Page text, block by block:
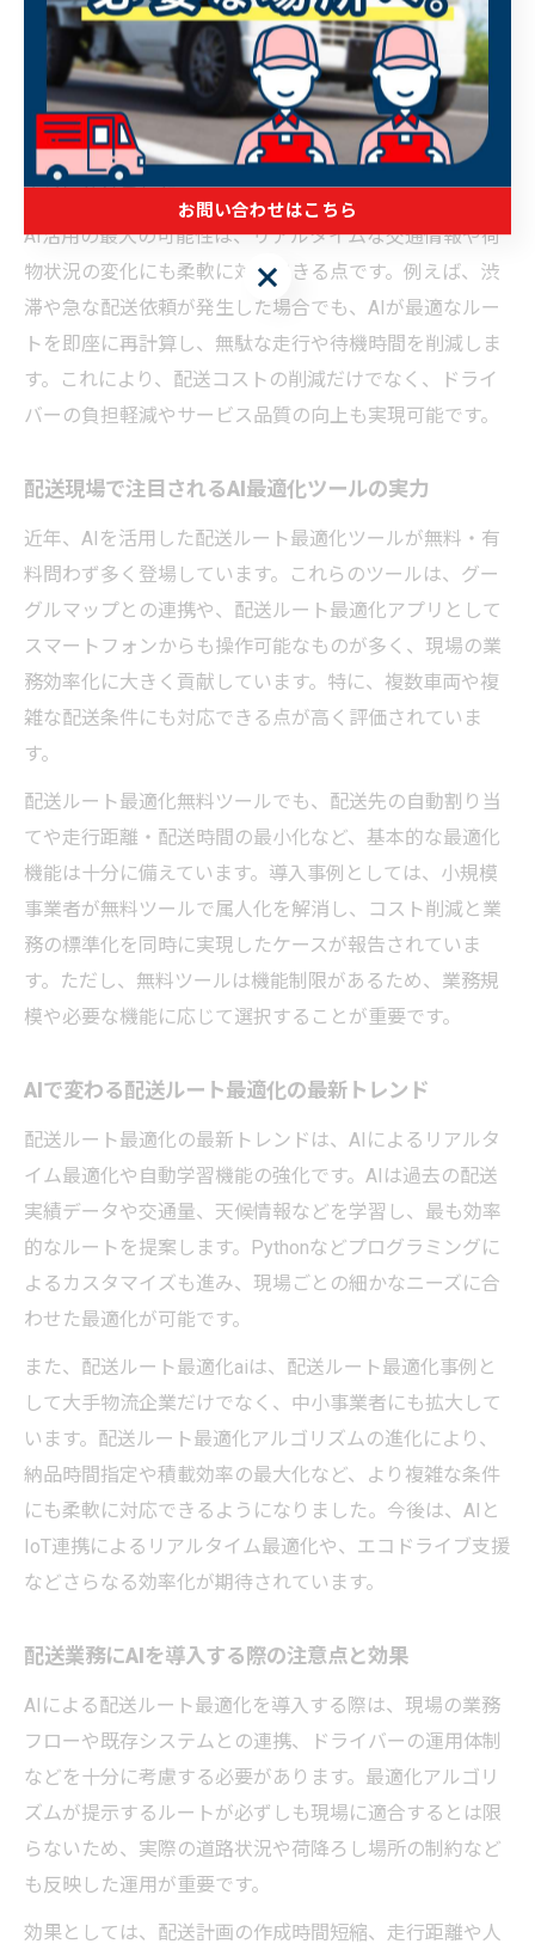
成から、AI技術の導入による効率化へと進化していま
す。AIは配送ルート最適化アルゴリズムを活用し、複数
の配送先や納品時間指定、積載量など多様な条件を瞬時
に計算可能です。これにより、配車業務の属人化を防
ぎ、誰でも一定の品質で効率的な配送計画を立案できる
ようになりました。
AI活用の最大の可能性は、リアルタイムな交通情報や荷
物状況の変化にも柔軟に対応できる点です。例えば、渋
滞や急な配送依頼が発生した場合でも、AIが最適なルー
トを即座に再計算し、無駄な走行や待機時間を削減しま
す。これにより、配送コストの削減だけでなく、ドライ
バーの負担軽減やサービス品質の向上も実現可能です。
配送現場で注目されるAI最適化ツールの実力
近年、AIを活用した配送ルート最適化ツールが無料・有
料問わず多く登場しています。これらのツールは、グー
グルマップとの連携や、配送ルート最適化アプリとして
スマートフォンからも操作可能なものが多く、現場の業
務効率化に大きく貢献しています。特に、複数車両や複
雑な配送条件にも対応できる点が高く評価されていま
す。
配送ルート最適化無料ツールでも、配送先の自動割り当
てや走行距離・配送時間の最小化など、基本的な最適化
機能は十分に備えています。導入事例としては、小規模
事業者が無料ツールで属人化を解消し、コスト削減と業
務の標準化を同時に実現したケースが報告されていま
す。ただし、無料ツールは機能制限があるため、業務規
模や必要な機能に応じて選択することが重要です。
AIで変わる配送ルート最適化の最新トレンド
配送ルート最適化の最新トレンドは、AIによるリアルタ
イム最適化や自動学習機能の強化です。AIは過去の配送
実績データや交通量、天候情報などを学習し、最も効率
的なルートを提案します。Pythonなどプログラミングに
よるカスタマイズも進み、現場ごとの細かなニーズに合
わせた最適化が可能です。
また、配送ルート最適化aiは、配送ルート最適化事例と
して大手物流企業だけでなく、中小事業者にも拡大して
います。配送ルート最適化アルゴリズムの進化により、
納品時間指定や積載効率の最大化など、より複雑な条件
にも柔軟に対応できるようになりました。今後は、AIと
IoT連携によるリアルタイム最適化や、エコドライブ支援
などさらなる効率化が期待されています。
配送業務にAIを導入する際の注意点と効果
AIによる配送ルート最適化を導入する際は、現場の業務
フローや既存システムとの連携、ドライバーの運用体制
などを十分に考慮する必要があります。最適化アルゴリ
ズムが提示するルートが必ずしも現場に適合するとは限
らないため、実際の道路状況や荷降ろし場所の制約など
も反映した運用が重要です。
効果としては、配送計画の作成時間短縮、走行距離や人
お問い合わせはこちら
お問い合わせはこちら